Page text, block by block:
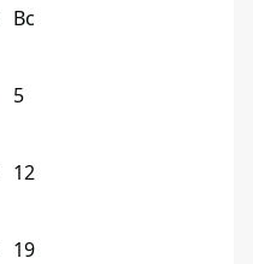
Вс
5
12
19